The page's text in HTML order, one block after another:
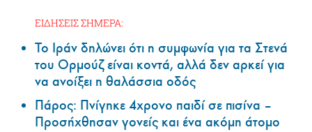
ΕΙΔΗΣΕΙΣ ΣΗΜΕΡΑ:
Το Ιράν δηλώνει ότι η συμφωνία για τα Στενά
του Ορμούζ είναι κοντά, αλλά δεν αρκεί για
να ανοίξει η θαλάσσια οδός
Πάρος: Πνίγηκε 4χρονο παιδί σε πισίνα –
Προσήχθησαν γονείς και ένα ακόμη άτομο